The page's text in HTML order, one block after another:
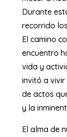
Durante
recorrido
El camino
encuentro
vida y
invitó a
de actos
y la
El alma de